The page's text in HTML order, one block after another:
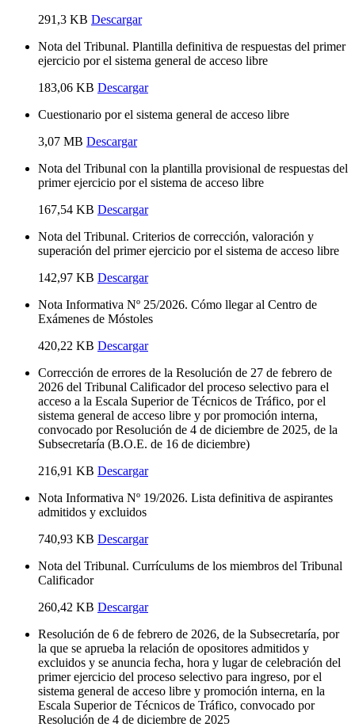
291,3 KB Descargar
Nota del Tribunal. Plantilla definitiva de respuestas del primer
ejercicio por el sistema general de acceso libre
183,06 KB Descargar
Cuestionario por el sistema general de acceso libre
3,07 MB Descargar
Nota del Tribunal con la plantilla provisional de respuestas del
primer ejercicio por el sistema de acceso libre
167,54 KB Descargar
Nota del Tribunal. Criterios de corrección, valoración y
superación del primer ejercicio por el sistema de acceso libre
142,97 KB Descargar
Nota Informativa Nº 25/2026. Cómo llegar al Centro de
Exámenes de Móstoles
420,22 KB Descargar
Corrección de errores de la Resolución de 27 de febrero de
2026 del Tribunal Calificador del proceso selectivo para el
acceso a la Escala Superior de Técnicos de Tráfico, por el
sistema general de acceso libre y por promoción interna,
convocado por Resolución de 4 de diciembre de 2025, de la
Subsecretaría (B.O.E. de 16 de diciembre)
216,91 KB Descargar
Nota Informativa Nº 19/2026. Lista definitiva de aspirantes
admitidos y excluidos
740,93 KB Descargar
Nota del Tribunal. Currículums de los miembros del Tribunal
Calificador
260,42 KB Descargar
Resolución de 6 de febrero de 2026, de la Subsecretaría, por
la que se aprueba la relación de opositores admitidos y
excluidos y se anuncia fecha, hora y lugar de celebración del
primer ejercicio del proceso selectivo para ingreso, por el
sistema general de acceso libre y promoción interna, en la
Escala Superior de Técnicos de Tráfico, convocado por
Resolución de 4 de diciembre de 2025